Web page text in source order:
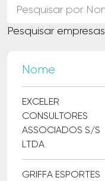
Pesquisar empresas
Nome
EXCELER
CONSULTORES
ASSOCIADOS S/S
LTDA
GRIFFA ESPORTES